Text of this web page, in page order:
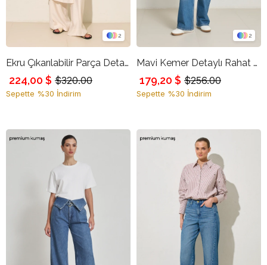
2
Ekru Çıkarılabilir Parça Detaylı Rahat Kesim Modern Pantolon
$320.00
224,00 $
Sepette %30 İndirim
2
Mavi Kemer Detaylı Rahat Kesim Kot Pantolon
$256.00
179,20 $
Sepette %30 İndirim